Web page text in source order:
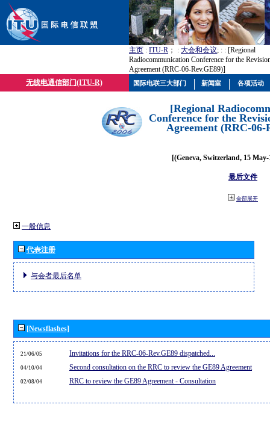
主页 : ITU-R ； : 大会和会议; : : [Regional
Radiocommunication Conference for the
Agreement (RRC-06-Rev.GE89)]
无线电通信部门(ITU-R)
[Regional
Conference for the
Agreement (RRC-06-
[(Geneva, Switzerland, 15
最后文件
全部展开
一般信息
代表注册
与会者最后名单
[Newsflashes]
21/06/05 Invitations for the RRC-06-Rev.GE89 dispatched...
04/10/04 Second consultation on the RRC to review the GE89 Agreement
02/08/04 RRC to review the GE89 Agreement - Consultation
国际电联三大部门 新闻室 各项活动